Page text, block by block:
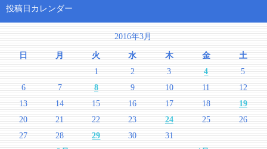
投稿日カレンダー
2016年3月
日 月 火 水 木 金 土
1 2 3 4
5
6
7 8 9 10 11
12
13
14 15 16 17 18
19
20
21 22 23 24 25
26
27
28 29 30 31